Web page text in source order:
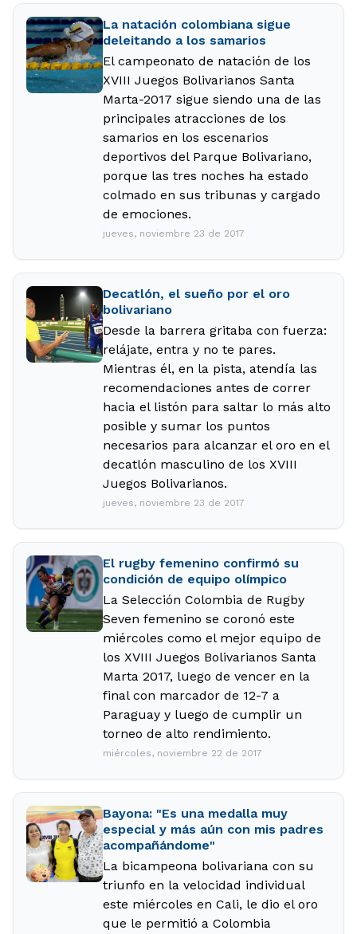
La natación colombiana sigue
deleitando a los samarios
El campeonato de natación de los
XVIII Juegos Bolivarianos Santa
Marta-2017 sigue siendo una de las
principales atracciones de los
samarios en los escenarios
deportivos del Parque Bolivariano,
porque las tres noches ha estado
colmado en sus tribunas y cargado
de emociones.
jueves, noviembre 23 de 2017
Decatlón, el sueño por el oro
bolivariano
Desde la barrera gritaba con fuerza:
relájate, entra y no te pares.
Mientras él, en la pista, atendía las
recomendaciones antes de correr
hacia el listón para saltar lo más alto
posible y sumar los puntos
necesarios para alcanzar el oro en el
decatlón masculino de los XVIII
Juegos Bolivarianos.
jueves, noviembre 23 de 2017
El rugby femenino confirmó su
condición de equipo olímpico
La Selección Colombia de Rugby
Seven femenino se coronó este
miércoles como el mejor equipo de
los XVIII Juegos Bolivarianos Santa
Marta 2017, luego de vencer en la
final con marcador de 12-7 a
Paraguay y luego de cumplir un
torneo de alto rendimiento.
miércoles, noviembre 22 de 2017
Bayona: "Es una medalla muy
especial y más aún con mis padres
acompañándome"
La bicampeona bolivariana con su
triunfo en la velocidad individual
este miércoles en Cali, le dio el oro
que le permitió a Colombia